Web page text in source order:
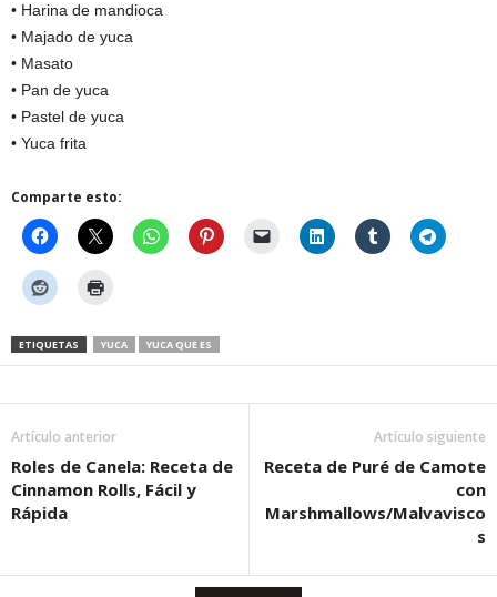
• Harina de mandioca
• Majado de yuca
• Masato
• Pan de yuca
• Pastel de yuca
• Yuca frita
Comparte esto:
ETIQUETAS YUCA YUCA QUE ES
Artículo anterior
Roles de Canela: Receta de
Cinnamon Rolls, Fácil y
Rápida
Artículo siguiente
Receta de Puré de Camote
con
Marshmallows/Malvavisco
s